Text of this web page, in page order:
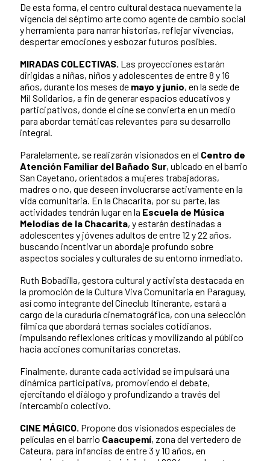
De esta forma, el centro cultural destaca nuevamente la
vigencia del séptimo arte como agente de cambio social
y herramienta para narrar historias, reflejar vivencias,
despertar emociones y esbozar futuros posibles.
MIRADAS COLECTIVAS. Las proyecciones estarán
dirigidas a niñas, niños y adolescentes de entre 8 y 16
años, durante los meses de mayo y junio, en la sede de
Mil Solidarios, a fin de generar espacios educativos y
participativos, donde el cine se convierta en un medio
para abordar temáticas relevantes para su desarrollo
integral.
Paralelamente, se realizarán visionados en el Centro de
Atención Familiar del Bañado Sur, ubicado en el barrio
San Cayetano, orientados a mujeres trabajadoras,
madres o no, que deseen involucrarse activamente en la
vida comunitaria. En la Chacarita, por su parte, las
actividades tendrán lugar en la Escuela de Música
Melodías de la Chacarita, y estarán destinadas a
adolescentes y jóvenes adultos de entre 12 y 22 años,
buscando incentivar un abordaje profundo sobre
aspectos sociales y culturales de su entorno inmediato.
Ruth Bobadilla, gestora cultural y activista destacada en
la promoción de la Cultura Viva Comunitaria en Paraguay,
así como integrante del Cineclub Itinerante, estará a
cargo de la curaduría cinematográfica, con una selección
fílmica que abordará temas sociales cotidianos,
impulsando reflexiones críticas y movilizando al público
hacia acciones comunitarias concretas.
Finalmente, durante cada actividad se impulsará una
dinámica participativa, promoviendo el debate,
ejercitando el diálogo y profundizando a través del
intercambio colectivo.
CINE MÁGICO. Propone dos visionados especiales de
películas en el barrio Caacupemí, zona del vertedero de
Cateura, para infancias de entre 3 y 10 años, en